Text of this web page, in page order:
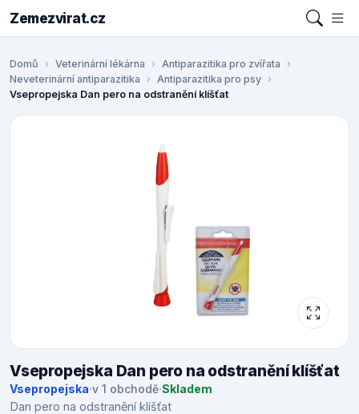
Zemezvirat.cz
Domů Veterinární lékárna
Antiparazitika pro zvířata
Neveterinární antiparazitika
Antiparazitika pro psy
Vsepropejska Dan pero na odstranění klíšťat
Vsepropejska Dan pero na odstranění klíšťat
Vsepropejska·v 1 obchodě·Skladem
Dan pero na odstranění klíšťat